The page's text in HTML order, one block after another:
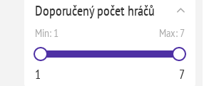
Doporučený počet hráčů
Min: 1 Max: 7
1 7